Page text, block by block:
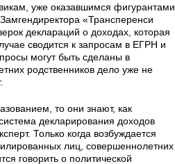
уже оказавшимся фигурантами
«Трансперенси
деклараций о доходах, которая
сводится к запросам в ЕГРН и
могут быть сделаны в
родственников дело уже не
то они знают, как
декларирования доходов
Только когда возбуждается
лиц, совершеннолетних
говорить о политической